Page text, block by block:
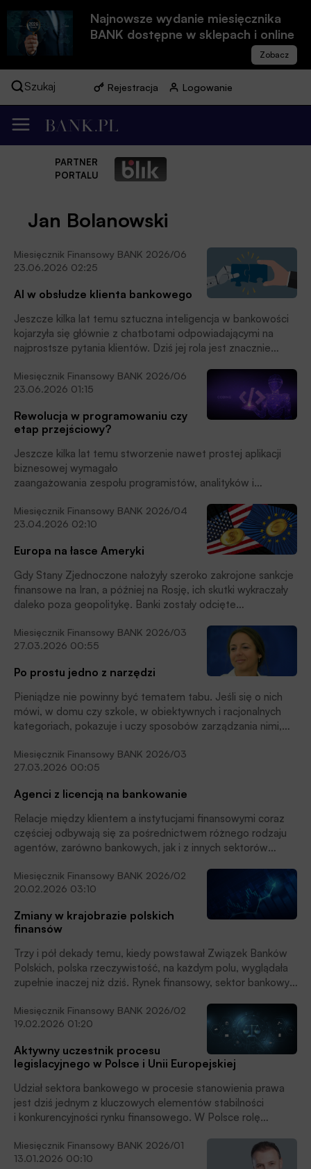
Najnowsze wydanie miesięcznika
BANK dostępne w sklepach i online
Szukaj Rejestracja Logowanie
PARTNER
PORTALU
Jan Bolanowski
Miesięcznik Finansowy BANK 2026/06
23.06.2026 02:25
AI w obsłudze klienta bankowego
Jeszcze kilka lat temu sztuczna inteligencja w bankowości
kojarzyła się głównie z chatbotami odpowiadającymi na
najprostsze pytania klientów. Dziś jej rola jest znacznie
Miesięcznik Finansowy BANK 2026/06
23.06.2026 01:15
Rewolucja w programowaniu czy
etap przejściowy?
Jeszcze kilka lat temu stworzenie nawet prostej aplikacji
biznesowej wymagało
zaangażowania zespołu programistów, analityków i
słyszymy, że aplikacje można wyklikać bez znajomości
języków programowania. Za tym
trendem stoją technologie określane jako low-code i no-
code, które w ostatnich latach
stały się jednym z najważniejszych kierunków rozwoju rynku
IT.
Miesięcznik Finansowy BANK 2026/04
23.04.2026 02:10
Europa na łasce Ameryki
Gdy Stany Zjednoczone nałożyły szeroko zakrojone sankcje
finansowe na Iran, a później na Rosję, ich skutki wykraczały
daleko poza geopolitykę. Banki zostały odcięte
gospodarki niemal natychmiast odczuły wstrząs. Kontrola
nad globalnym systemem finansowym jest jedną
z najskuteczniejszych broni w niemilitarnym arsenale USA.
Problem w tym, że równie łatwo jak w autorytarne reżimy
może ona zostać wycelowana w europejskie demokracje.
Miesięcznik Finansowy BANK 2026/03
27.03.2026 00:55
Po prostu jedno z narzędzi
Pieniądze nie powinny być tematem tabu. Jeśli się o nich
mówi, w domu czy szkole, w obiektywnych i racjonalnych
kategoriach, pokazuje i uczy sposobów zarządzania nimi,
by było, by w naszym postrzeganiu pieniądze były tym,
czym w realności są – środkiem, narzędziem – wyjaśnia
coach. Rozmawiał z nią Jan Bolanowski.
Miesięcznik Finansowy BANK 2026/03
27.03.2026 00:05
Agenci z licencją na bankowanie
Relacje między klientem a instytucjami finansowymi coraz
częściej odbywają się za pośrednictwem różnego rodzaju
agentów, zarówno bankowych, jak i z innych sektorów
Miesięcznik Finansowy BANK 2026/02
20.02.2026 03:10
Zmiany w krajobrazie polskich
finansów
Trzy i pół dekady temu, kiedy powstawał Związek Banków
Polskich, polska rzeczywistość, na każdym polu, wyglądała
zupełnie inaczej niż dziś. Rynek finansowy, sektor bankowy,
pieniędzy, doznały w tym czasie iście kopernikańskiego
przewrotu.
Miesięcznik Finansowy BANK 2026/02
19.02.2026 01:20
Aktywny uczestnik procesu
legislacyjnego w Polsce i Unii Europejskiej
Udział sektora bankowego w procesie stanowienia prawa
jest dziś jednym z kluczowych elementów stabilności
i konkurencyjności rynku finansowego. W Polsce rolę
Banków Polskich, który od lat uczestniczy w pracach
legislacyjnych zarówno na poziomie krajowym, jak i unijnym,
Miesięcznik Finansowy BANK 2026/01
13.01.2026 00:10